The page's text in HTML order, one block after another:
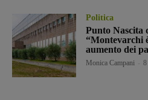
Politica
Punto Nascita
“Montevarchi
aumento dei
Monica Campani